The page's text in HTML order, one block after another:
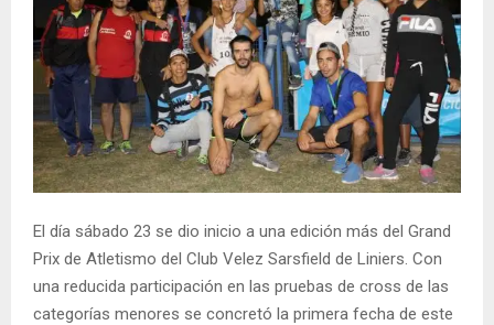
El día sábado 23 se dio inicio a una edición más del Grand
Prix de Atletismo del Club Velez Sarsfield de Liniers. Con
una reducida participación en las pruebas de cross de las
categorías menores se concretó la primera fecha de este